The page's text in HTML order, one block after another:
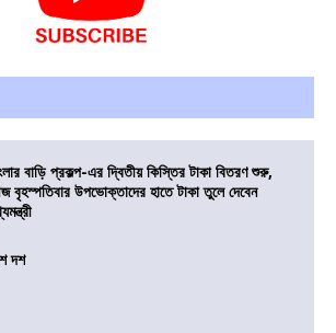
বাড়ি প্রকল্প-এর দ্বিতীয় কিস্তির টাকা বিতরণ শুরু,
বৃহস্পতিবার উপভোক্তাদের হাতে টাকা তুলে দেবেন
দশ